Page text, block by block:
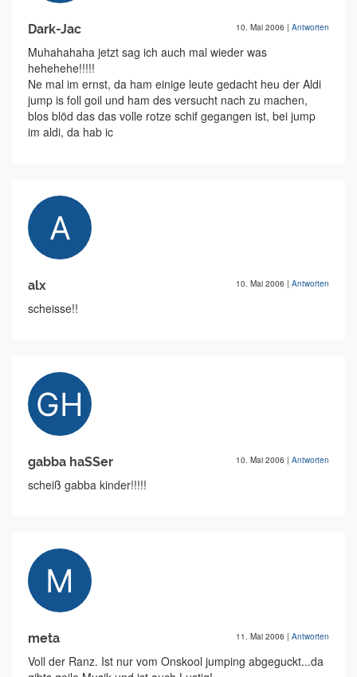
Dark-Jac 10. Mai 2006 | Antworten
Muhahahaha jetzt sag ich auch mal wieder was
hehehehe!!!!!
Ne mal im ernst, da ham einige leute gedacht heu der Aldi
jump is foll goil und ham des versucht nach zu machen,
blos blöd das das volle rotze schif gegangen ist, bei jump
im aldi, da hab ic
alx 10. Mai 2006 | Antworten
scheisse!!
gabba haSSer 10. Mai 2006 | Antworten
scheiß gabba kinder!!!!!
meta 11. Mai 2006 | Antworten
Voll der Ranz. Ist nur vom Onskool jumping abgeguckt...da